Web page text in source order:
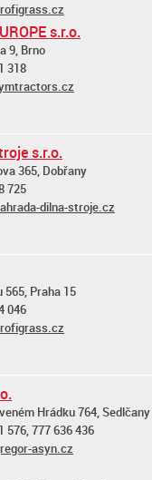
s.r.o.
9, Brno
318
s.r.o.
365, Dobřany
725
dilna-stroje.cz
565, Praha 15
046
Hrádku 764, Sedlčany
576, 777 636 436
asyn.cz